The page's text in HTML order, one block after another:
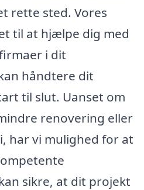
rette sted. Vores
til at hjælpe dig med
i dit
håndtere dit
til slut. Uanset om
renovering eller
har vi mulighed for at
sikre, at dit projekt